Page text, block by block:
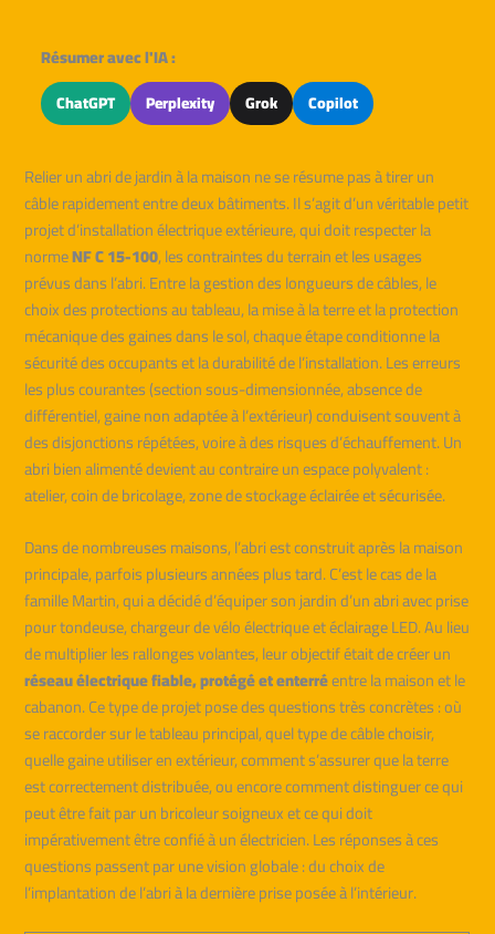
Résumer avec l'IA :
ChatGPT Perplexity Grok Copilot
Relier un abri de jardin à la maison ne se résume pas à tirer un
câble rapidement entre deux bâtiments. Il s’agit d’un véritable petit
projet d’installation électrique extérieure, qui doit respecter la
normeNF C 15-100, les contraintes du terrain et les usages
prévus dans l’abri. Entre la gestion des longueurs de câbles, le
choix des protections au tableau, la mise à la terre et la protection
mécanique des gaines dans le sol, chaque étape conditionne la
sécurité des occupants et la durabilité de l’installation. Les erreurs
les plus courantes (section sous-dimensionnée, absence de
différentiel, gaine non adaptée à l’extérieur) conduisent souvent à
des disjonctions répétées, voire à des risques d’échauffement. Un
abri bien alimenté devient au contraire un espace polyvalent :
atelier, coin de bricolage, zone de stockage éclairée et sécurisée.
Dans de nombreuses maisons, l’abri est construit après la maison
principale, parfois plusieurs années plus tard. C’est le cas de la
famille Martin, qui a décidé d’équiper son jardin d’un abri avec prise
pour tondeuse, chargeur de vélo électrique et éclairage LED. Au lieu
de multiplier les rallonges volantes, leur objectif était de créer un
réseau électrique fiable, protégé et enterréentre la maison et le
cabanon. Ce type de projet pose des questions très concrètes : où
se raccorder sur le tableau principal, quel type de câble choisir,
quelle gaine utiliser en extérieur, comment s’assurer que la terre
est correctement distribuée, ou encore comment distinguer ce qui
peut être fait par un bricoleur soigneux et ce qui doit
impérativement être confié à un électricien. Les réponses à ces
questions passent par une vision globale : du choix de
l’implantation de l’abri à la dernière prise posée à l’intérieur.